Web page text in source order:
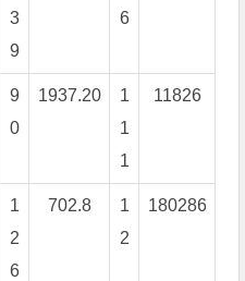
3
9
6
9
0
1937.20
1
1
1
11826
1
2
6
702.8
1
2
180286